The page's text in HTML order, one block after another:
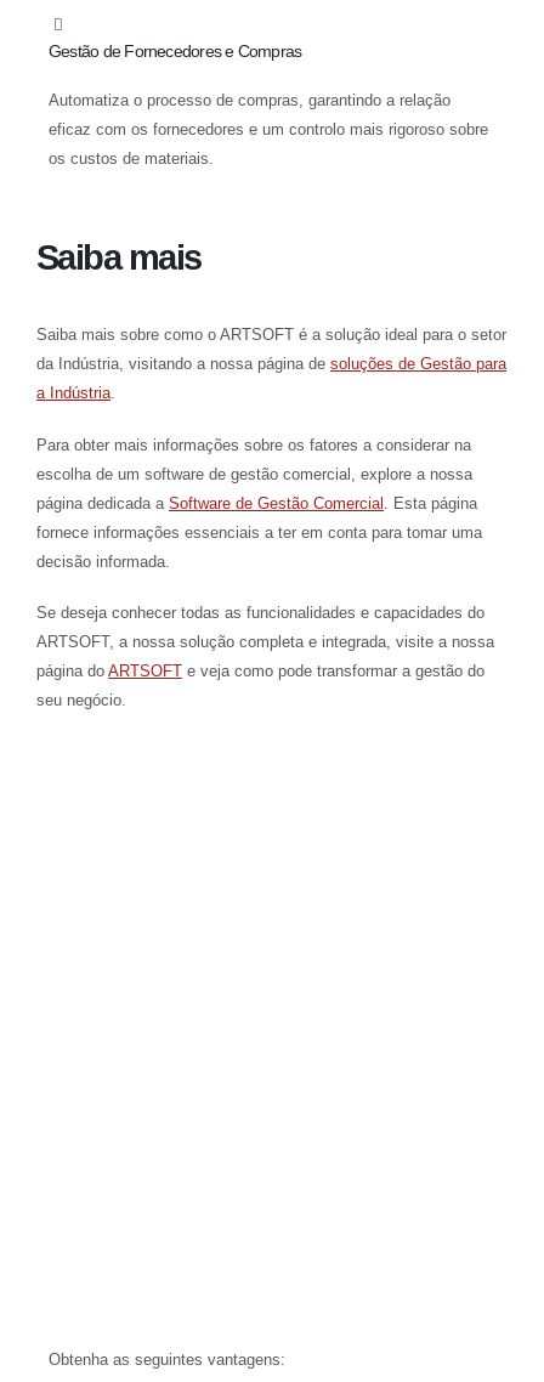
Gestão de Fornecedores e Compras
Automatiza o processo de compras, garantindo a relação
eficaz com os fornecedores e um controlo mais rigoroso sobre
os custos de materiais.
Saiba mais
Saiba mais sobre como o ARTSOFT é a solução ideal para o setor
da Indústria, visitando a nossa página de soluções de Gestão para
a Indústria.
Para obter mais informações sobre os fatores a considerar na
escolha de um software de gestão comercial, explore a nossa
página dedicada a Software de Gestão Comercial . Esta página
fornece informações essenciais a ter em conta para tomar uma
decisão informada.
Se deseja conhecer todas as funcionalidades e capacidades do
ARTSOFT, a nossa solução completa e integrada, visite a nossa
página do ARTSOFT e veja como pode transformar a gestão do
seu negócio.
Obtenha as seguintes vantagens: